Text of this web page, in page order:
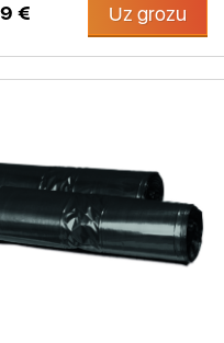
€ Uz grozu